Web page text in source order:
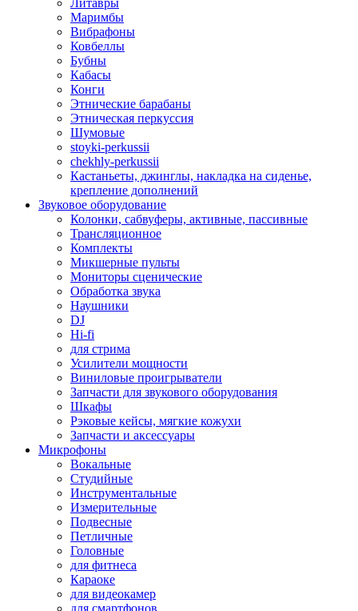
Литавры
Маримбы
Вибрафоны
Ковбеллы
Бубны
Кабасы
Конги
Этнические барабаны
Этническая перкуссия
Шумовые
stoyki-perkussii
chekhly-perkussii
Кастаньеты, джинглы, накладка на сиденье,
крепление дополнений
Звуковое оборудование
Колонки, сабвуферы, активные, пассивные
Трансляционное
Комплекты
Микшерные пульты
Мониторы сценические
Обработка звука
Наушники
DJ
Hi-fi
для стрима
Усилители мощности
Виниловые проигрыватели
Запчасти для звукового оборудования
Шкафы
Рэковые кейсы, мягкие кожухи
Запчасти и аксессуары
Микрофоны
Вокальные
Студийные
Инструментальные
Измерительные
Подвесные
Петличные
Головные
для фитнеса
Караоке
для видеокамер
для смартфонов